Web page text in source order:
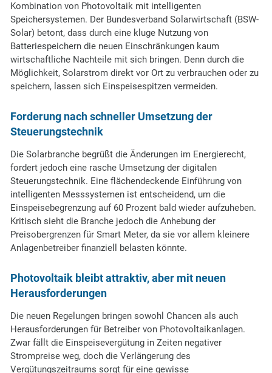
Kombination von Photovoltaik mit intelligenten
Speichersystemen. Der Bundesverband Solarwirtschaft (BSW-
Solar) betont, dass durch eine kluge Nutzung von
Batteriespeichern die neuen Einschränkungen kaum
wirtschaftliche Nachteile mit sich bringen. Denn durch die
Möglichkeit, Solarstrom direkt vor Ort zu verbrauchen oder zu
speichern, lassen sich Einspeisespitzen vermeiden.
Forderung nach schneller Umsetzung der
Steuerungstechnik
Die Solarbranche begrüßt die Änderungen im Energierecht,
fordert jedoch eine rasche Umsetzung der digitalen
Steuerungstechnik. Eine flächendeckende Einführung von
intelligenten Messsystemen ist entscheidend, um die
Einspeisebegrenzung auf 60 Prozent bald wieder aufzuheben.
Kritisch sieht die Branche jedoch die Anhebung der
Preisobergrenzen für Smart Meter, da sie vor allem kleinere
Anlagenbetreiber finanziell belasten könnte.
Photovoltaik bleibt attraktiv, aber mit neuen
Herausforderungen
Die neuen Regelungen bringen sowohl Chancen als auch
Herausforderungen für Betreiber von Photovoltaikanlagen.
Zwar fällt die Einspeisevergütung in Zeiten negativer
Strompreise weg, doch die Verlängerung des
Vergütungszeitraums sorgt für eine gewisse